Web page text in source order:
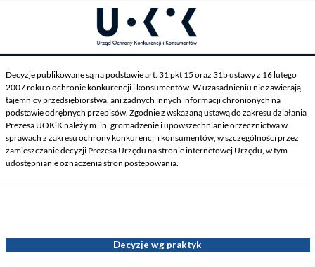
Decyzje publikowane są na podstawie art. 31 pkt 15 oraz 31b ustawy z 16 lutego
2007 roku o ochronie konkurencji i konsumentów. W uzasadnieniu nie zawierają
tajemnicy przedsiębiorstwa, ani żadnych innych informacji chronionych na
podstawie odrębnych przepisów. Zgodnie z wskazaną ustawą do zakresu działania
Prezesa UOKiK należy m. in. gromadzenie i upowszechnianie orzecznictwa w
sprawach z zakresu ochrony konkurencji i konsumentów, w szczególności przez
zamieszczanie decyzji Prezesa Urzędu na stronie internetowej Urzędu, w tym
udostępnianie oznaczenia stron postępowania.
Decyzje wg praktyk